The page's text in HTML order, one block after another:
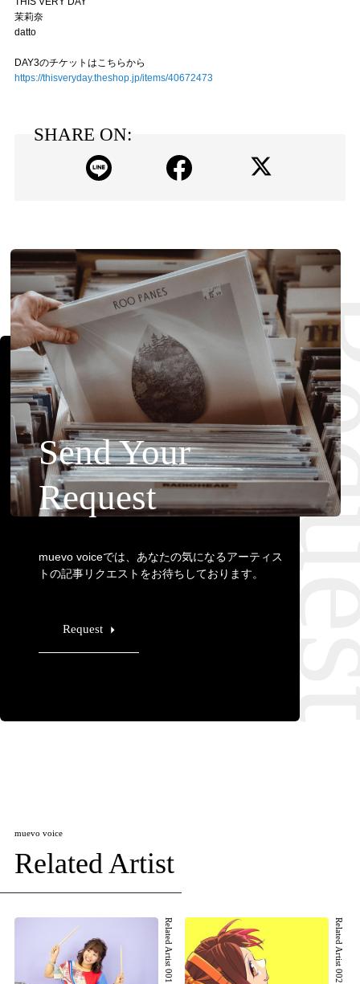
茉莉奈
datto
DAY3のチケットはこちらから
https://thisveryday.theshop.jp/items/40672473
SHARE ON:
Send Your
Request
muevo voiceでは、あなたの気になるアーティス
トの記事リクエストをお待ちしております。
Request
muevo voice
Related Artist
Related Artist 001 Related Artist 002